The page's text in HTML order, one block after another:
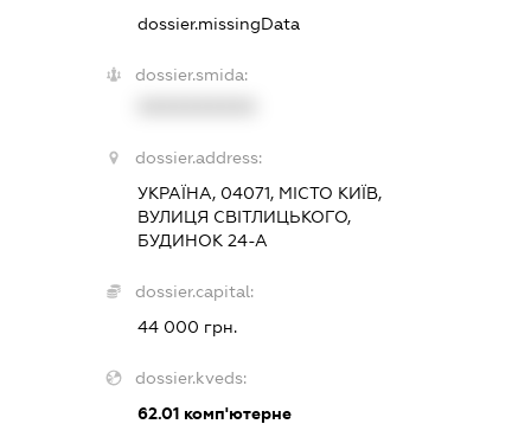
dossier.missingData
dossier.smida:
dossier.address:
УКРАЇНА, 04071, МІСТО КИЇВ,
ВУЛИЦЯ СВІТЛИЦЬКОГО,
БУДИНОК 24-А
dossier.capital:
44 000 грн.
dossier.kveds:
62.01 комп'ютерне